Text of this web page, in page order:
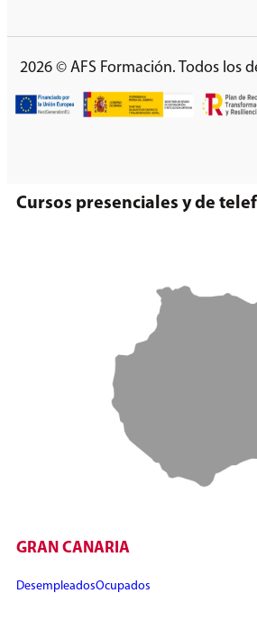
2026 © AFS Formación. Todos los
Cursos presenciales y de
GRAN CANARIA
DesempleadosOcupados